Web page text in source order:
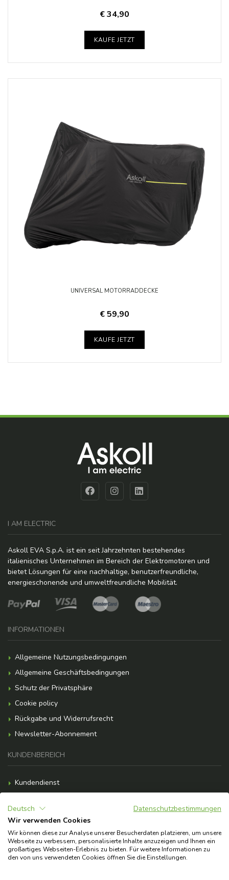
€ 34,90
KAUFE JETZT
UNIVERSAL MOTORRADDECKE
€ 59,90
KAUFE JETZT
I AM ELECTRIC
Askoll EVA S.p.A. ist ein seit Jahrzehnten bestehendes
italienisches Unternehmen im Bereich der Elektromotoren und
bietet Lösungen für eine nachhaltige, benutzerfreundliche,
energieschonende und umweltfreundliche Mobilität.
INFORMATIONEN
Allgemeine Nutzungsbedingungen
Allgemeine Geschäftsbedingungen
Schutz der Privatsphäre
Cookie policy
Rückgabe und Widerrufsrecht
Newsletter-Abonnement
KUNDENBEREICH
Kundendienst
Versandkosten
F.A.Q.
Brauchst du Hilfe?
Deutsch
Datenschutzbestimmungen
Wir verwenden Cookies
Wir können diese zur Analyse unserer Besucherdaten platzieren, um unsere
Webseite zu verbessern, personalisierte Inhalte anzuzeigen und Ihnen ein
großartiges Webseiten-Erlebnis zu bieten. Für weitere Informationen zu
den von uns verwendeten Cookies öffnen Sie die Einstellungen.